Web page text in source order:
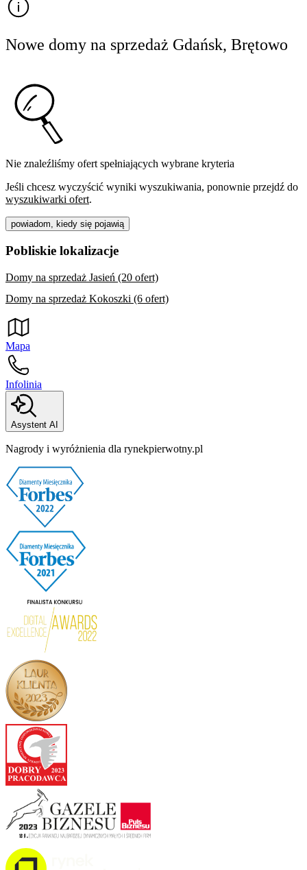
Nowe domy na sprzedaż Gdańsk, Brętowo
Nie znaleźliśmy ofert spełniających wybrane kryteria
Jeśli chcesz wyczyścić wyniki wyszukiwania, ponownie przejdź do
wyszukiwarki ofert.
powiadom, kiedy się pojawią
Pobliskie lokalizacje
Domy na sprzedaż Jasień (20 ofert)
Domy na sprzedaż Kokoszki (6 ofert)
Mapa
Infolinia
Asystent AI
Nagrody i wyróżnienia dla rynekpierwotny.pl